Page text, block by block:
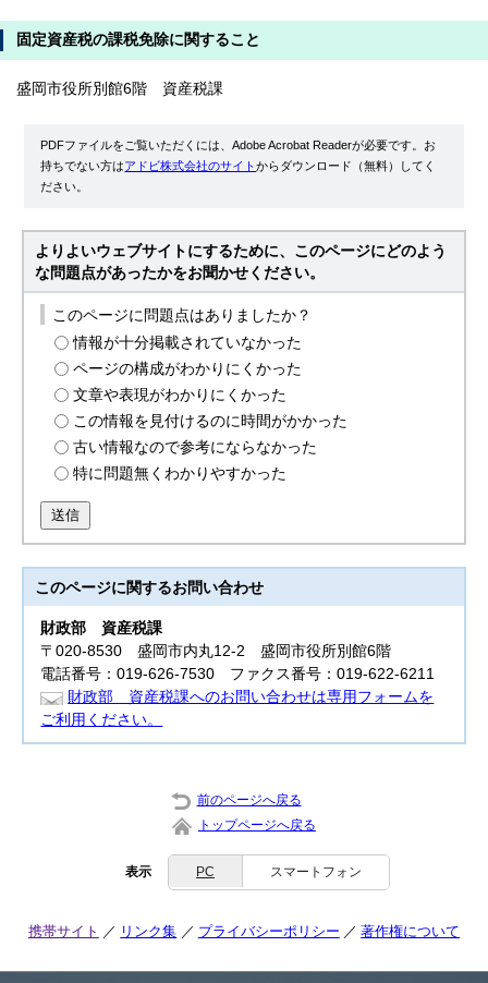
固定資産税の課税免除に関すること
盛岡市役所別館6階 資産税課
PDFファイルをご覧いただくには、Adobe Acrobat Readerが必要です。お
持ちでない方はアドビ株式会社のサイトからダウンロード（無料）してく
ださい。
よりよいウェブサイトにするために、このページにどのよう
な問題点があったかをお聞かせください。
このページに問題点はありましたか？
情報が十分掲載されていなかった
ページの構成がわかりにくかった
文章や表現がわかりにくかった
この情報を見付けるのに時間がかかった
古い情報なので参考にならなかった
特に問題無くわかりやすかった
送信
このページに関するお問い合わせ
財政部 資産税課
〒020-8530 盛岡市内丸12-2 盛岡市役所別館6階
電話番号：019-626-7530 ファクス番号：019-622-6211
財政部 資産税課へのお問い合わせは専用フォームを
ご利用ください。
前のページへ戻る
トップページへ戻る
表示 PC スマートフォン
携帯サイト リンク集 プライバシーポリシー 著作権について